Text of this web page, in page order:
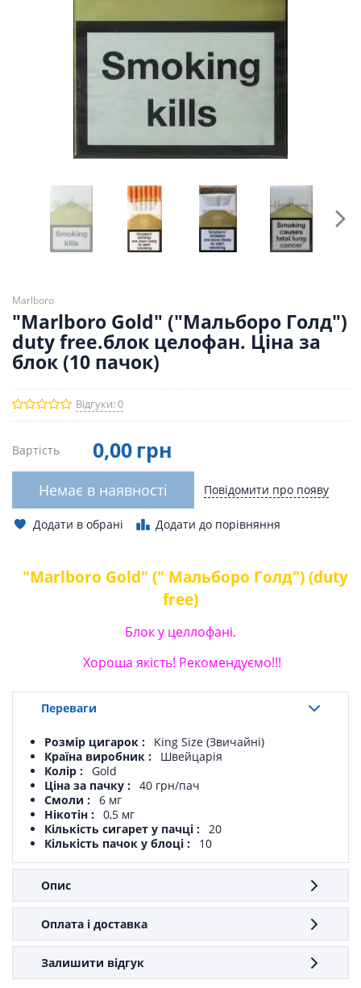
Marlboro
"Marlboro Gold" ("Мальборо Голд")
duty free.блок целофан. Ціна за
блок (10 пачок)
Відгуки: 0
Вартість 0,00 грн
Немає в наявності Повідомити про появу
Додати в обрані Додати до порівняння
"Marlboro Gold" (" Мальборо Голд") (duty
free)
Блок у целлофані.
Хороша якість! Рекомендуємо!!!
Переваги
Розмір цигарок
King Size (Звичайні)
Країна виробник
Швейцарія
Колір
Gold
Ціна за пачку
40 грн/пач
Смоли
6 мг
Нікотін
0,5 мг
Кількість сигарет у пачці
20
Кількість пачок у блоці
10
Опис
Оплата і доставка
Залишити відгук